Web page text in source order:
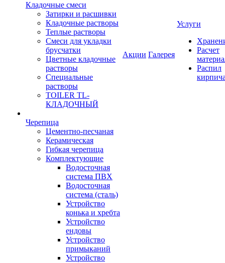
Кладочные смеси
Затирки и расшивки
Кладочные растворы
Теплые растворы
Смеси для укладки
брусчатки
Цветные кладочные
растворы
Специальные
растворы
TOILER TL-
КЛАДОЧНЫЙ
Черепица
Цементно-песчаная
Керамическая
Гибкая черепица
Комплектующие
Водосточная
система ПВХ
Водосточная
система (сталь)
Устройство
конька и хребта
Устройство
ендовы
Устройство
примыканий
Устройство
Акции Галерея
Услуги
Расчет
Распил